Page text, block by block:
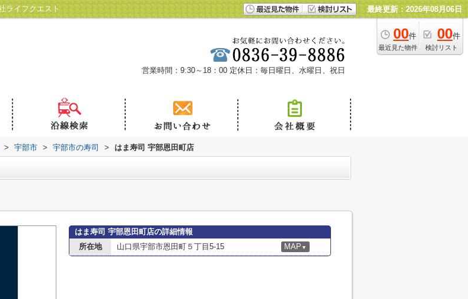
ライフクエスト 最終更新：2026年08月06日
00件
最近見た物件
00件
検討リスト
営業時間：9:30～18：00 定休日：毎日曜日、水曜日、祝日
> 宇部市 > 宇部市の寿司 > はま寿司 宇部恩田町店
はま寿司 宇部恩田町店の詳細情報
所在地
山口県宇部市恩田町５丁目5-15 MAP ▼